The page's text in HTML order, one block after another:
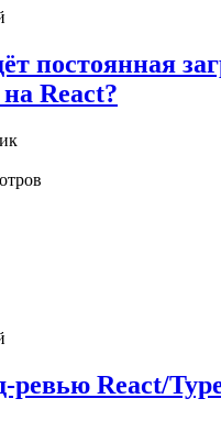
постоянная
React?
ревью React/